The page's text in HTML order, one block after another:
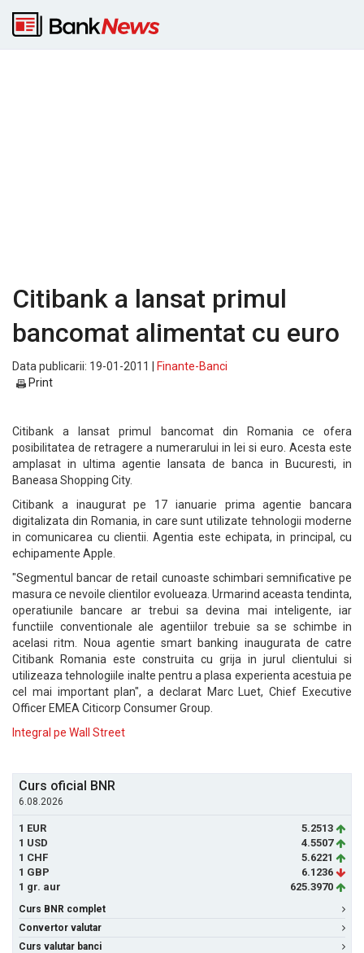
Citibank a lansat primul
bancomat alimentat cu euro
Data publicarii: 19-01-2011 |
Finante-Banci
Print
Citibank a lansat primul bancomat din Romania ce ofera
posibilitatea de retragere a numerarului in lei si euro. Acesta este
amplasat in ultima agentie lansata de banca in Bucuresti, in
Baneasa Shopping City.
Citibank a inaugurat pe 17 ianuarie prima agentie bancara
digitalizata din Romania, in care sunt utilizate tehnologii moderne
in comunicarea cu clientii. Agentia este echipata, in principal, cu
echipamente Apple.
"Segmentul bancar de retail cunoaste schimbari semnificative pe
masura ce nevoile clientilor evolueaza. Urmarind aceasta tendinta,
operatiunile bancare ar trebui sa devina mai inteligente, iar
functiile conventionale ale agentiilor trebuie sa se schimbe in
acelasi ritm. Noua agentie smart banking inaugurata de catre
Citibank Romania este construita cu grija in jurul clientului si
utilizeaza tehnologiile inalte pentru a plasa experienta acestuia pe
cel mai important plan", a declarat Marc Luet, Chief Executive
Officer EMEA Citicorp Consumer Group.
Integral pe Wall Street
Curs oficial BNR
6.08.2026
1 EUR
5.2513
1 USD
4.5507
1 CHF
5.6221
1 GBP
6.1236
1 gr. aur
625.3970
Curs BNR complet
Convertor valutar
Curs valutar banci